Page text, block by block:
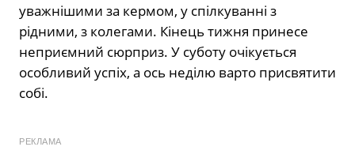
уважнішими за кермом, у спілкуванні з
рідними, з колегами. Кінець тижня принесе
неприємний сюрприз. У суботу очікується
особливий успіх, а ось неділю варто присвятити
собі.
РЕКЛАМА